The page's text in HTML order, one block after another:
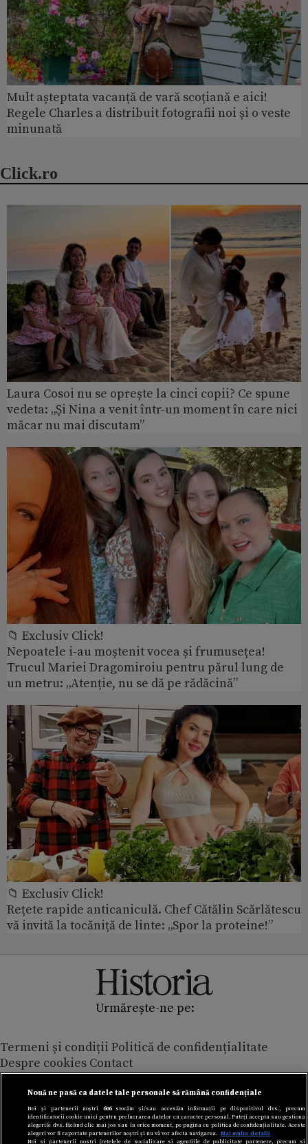
Mult așteptata vacanță de vară scoțiană e aici!
Regele Charles a distribuit fotografii noi și o veste
minunată
Click.ro
Laura Cosoi nu se oprește la cinci copii? Ce spune
vedeta: „Și Nina a venit într-un moment în care nici
măcar nu mai discutam”
📁 Exclusiv Click!
Nepoatele i-au moștenit vocea și frumusețea!
Trucul Mariei Dragomiroiu pentru părul lung de
un metru: „Atenție, nu se dă pe rădăcină”
📁 Exclusiv Click!
Rețete rapide anticaniculă. Chef Cătălin Scărlătescu
vă invită la tocăniță de linte: „Spor la proteine!”
Urmărește-ne pe:
Termeni și condiții Politică de confidențialitate
Despre cookies Contact
Modifică preferințe pentru confidențialitate
© Toate drepturile rezervate Adevarul Holding 2026
Din rețeaua Adevărul Holding:
Adevarul.ro
Nouă ne pasă ca datele tale personale să rămână confidențiale
Noi și partenerii noștri 606stocăm și/sau accesăm informații pe dispozitivul dvs., precum
identificatorii cookie unici pentru prelucrarea datelor cu caracter personal. Puteți accepta sau gestiona
alegerile dvs. făcând clic mai jos sau în orice moment, pe pagina cu politica de confidențialitate. Aceste
alegeri vor fi raportate partenerilor noștri și nu vă vor afecta navigarea. Mai multe detalii
Noi si partenerii nostri (retelele de socializare si agentiile de publicitate partenere, precum si